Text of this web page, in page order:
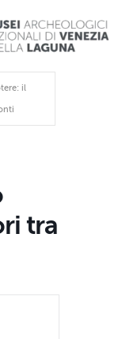
il
tra